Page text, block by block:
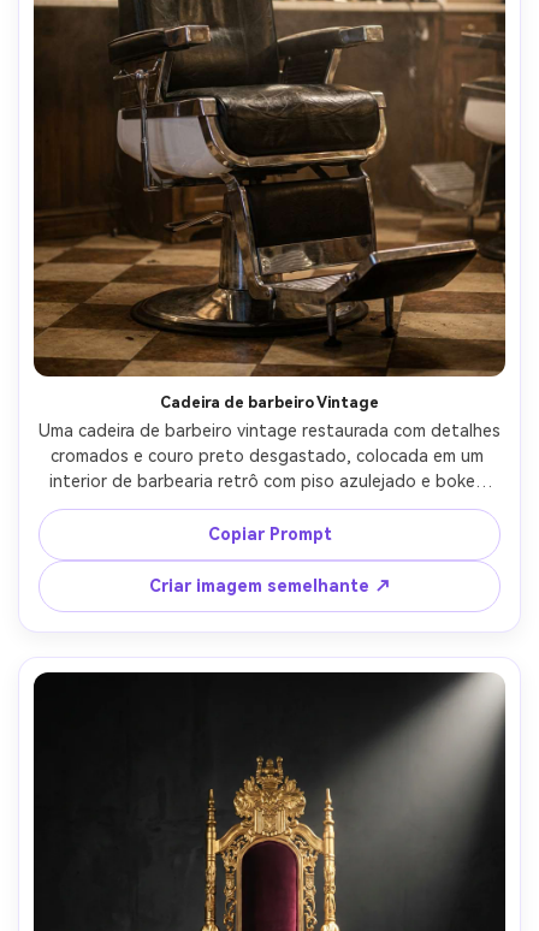
Cadeira de barbeiro Vintage
Uma cadeira de barbeiro vintage restaurada com detalhes
cromados e couro preto desgastado, colocada em um
interior de barbearia retrô com piso azulejado e bokeh
espelho, luzes práticas quentes, disparadas em Nikon Z8,
50mm, f/2, contraste cinematográfico, reflexos de metal
ultra-realista, clima nostálgico gritty-AR 4:5
Copiar Prompt
Criar imagem semelhante ↗